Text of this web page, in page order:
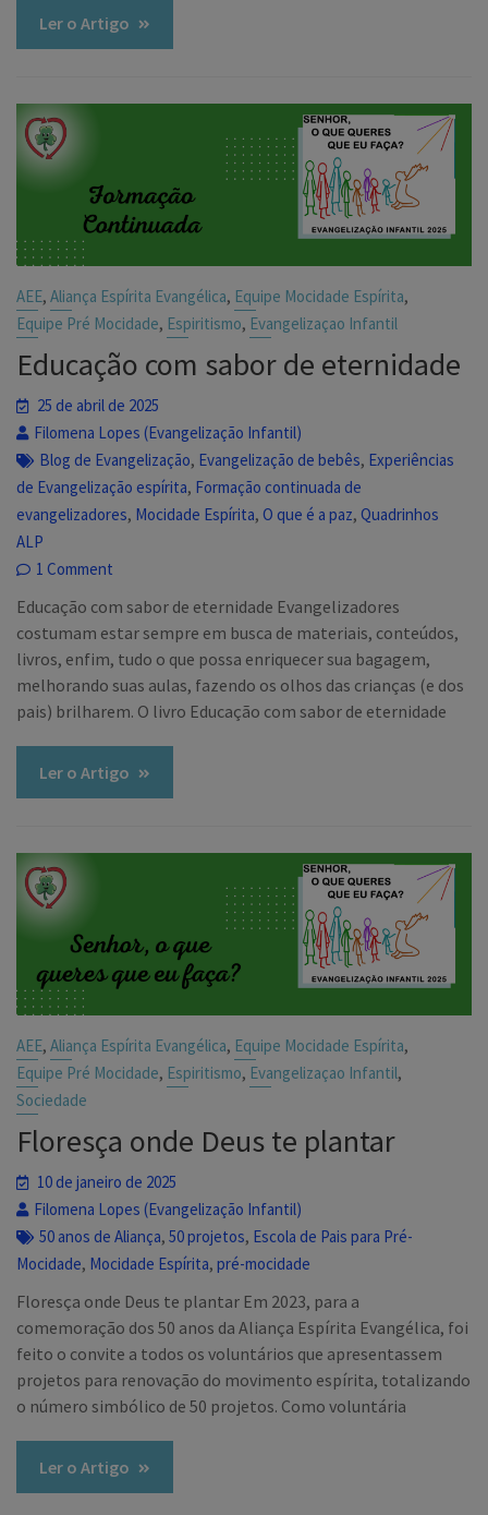
Ler o Artigo
AEE,Aliança Espírita Evangélica, Equipe Mocidade Espírita,
Equipe Pré Mocidade, Espiritismo, Evangelizaçao Infantil
Educação com sabor de eternidade
25 de abril de 2025
Filomena Lopes (Evangelização Infantil)
Blog de Evangelização, Evangelização de bebês, Experiências
de Evangelização espírita, Formação continuada de
evangelizadores, Mocidade Espírita,O que é a paz,Quadrinhos
ALP
1 Comment
Educação com sabor de eternidade Evangelizadores
costumam estar sempre em busca de materiais, conteúdos,
livros, enfim, tudo o que possa enriquecer sua bagagem,
melhorando suas aulas, fazendo os olhos das crianças (e dos
pais) brilharem. O livro Educação com sabor de eternidade
Ler o Artigo
AEE,Aliança Espírita Evangélica, Equipe Mocidade Espírita,
Equipe Pré Mocidade, Espiritismo, Evangelizaçao Infantil,
Sociedade
Floresça onde Deus te plantar
10 de janeiro de 2025
Filomena Lopes (Evangelização Infantil)
50 anos de Aliança,50 projetos, Escola de Pais para Pré-
Mocidade, Mocidade Espírita,pré-mocidade
Floresça onde Deus te plantar Em 2023, para a
comemoração dos 50 anos da Aliança Espírita Evangélica, foi
feito o convite a todos os voluntários que apresentassem
projetos para renovação do movimento espírita, totalizando
o número simbólico de 50 projetos. Como voluntária
Ler o Artigo